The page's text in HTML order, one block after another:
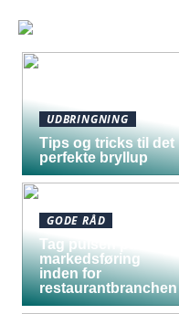
UDBRINGNING
Tips og tricks til det
perfekte bryllup
GODE RÅD
Tag pulsen på digital
markedsføring
inden for
restaurantbranchen